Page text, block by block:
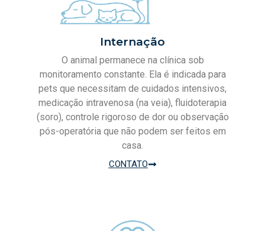
Internação
O animal permanece na clínica sob
monitoramento constante. Ela é indicada para
pets que necessitam de cuidados intensivos,
medicação intravenosa (na veia), fluidoterapia
(soro), controle rigoroso de dor ou observação
pós-operatória que não podem ser feitos em
casa.
CONTATO